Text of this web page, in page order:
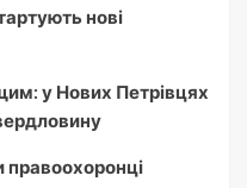
нові
у Нових Петрівцях